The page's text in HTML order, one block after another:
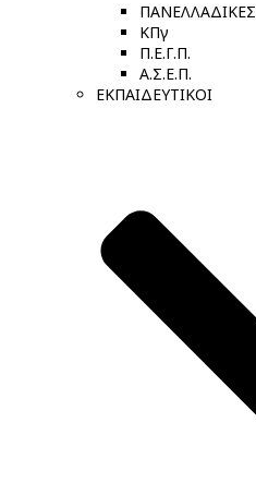
ΠΑΝΕΛΛΑΔΙΚΕΣ
ΚΠγ
Π.Ε.Γ.Π.
Α.Σ.Ε.Π.
ΕΚΠΑΙΔΕΥΤΙΚΟΙ